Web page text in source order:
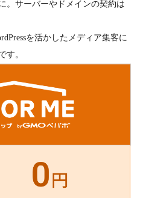
。サーバーやドメインの契約は
を活かしたメディア集客に
す。